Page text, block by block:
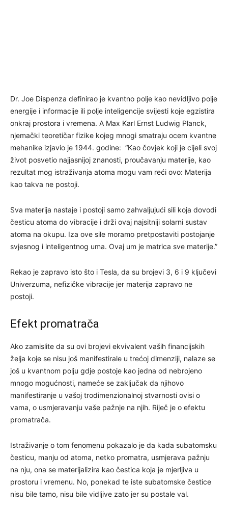
Dr. Joe Dispenza definirao je kvantno polje kao nevidljivo polje
energije i informacije ili polje inteligencije svijesti koje egzistira
onkraj prostora i vremena. A Max Karl Ernst Ludwig Planck,
njemački teoretičar fizike kojeg mnogi smatraju ocem kvantne
mehanike izjavio je 1944. godine: “Kao čovjek koji je cijeli svoj
život posvetio najjasnijoj znanosti, proučavanju materije, kao
rezultat mog istraživanja atoma mogu vam reći ovo: Materija
kao takva ne postoji.
Sva materija nastaje i postoji samo zahvaljujući sili koja dovodi
česticu atoma do vibracije i drži ovaj najsitniji solarni sustav
atoma na okupu. Iza ove sile moramo pretpostaviti postojanje
svjesnog i inteligentnog uma. Ovaj um je matrica sve materije.”
Rekao je zapravo isto što i Tesla, da su brojevi 3, 6 i 9 ključevi
Univerzuma, nefizičke vibracije jer materija zapravo ne
postoji.
Efekt promatrača
Ako zamislite da su ovi brojevi ekvivalent vaših financijskih
želja koje se nisu još manifestirale u trećoj dimenziji, nalaze se
još u kvantnom polju gdje postoje kao jedna od nebrojeno
mnogo mogućnosti, nameće se zaključak da njihovo
manifestiranje u vašoj trodimenzionalnoj stvarnosti ovisi o
vama, o usmjeravanju vaše pažnje na njih. Riječ je o efektu
promatrača.
Istraživanje o tom fenomenu pokazalo je da kada subatomsku
česticu, manju od atoma, netko promatra, usmjerava pažnju
na nju, ona se materijalizira kao čestica koja je mjerljiva u
prostoru i vremenu. No, ponekad te iste subatomske čestice
nisu bile tamo, nisu bile vidljive zato jer su postale val.